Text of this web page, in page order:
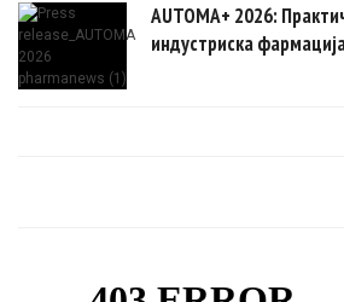
AUTOMA+ 2026:
индустриска